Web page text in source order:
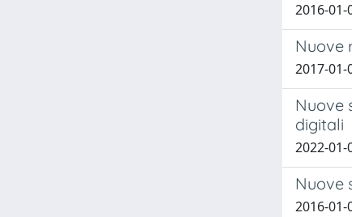
2016-01-
Nuove
2017-01-
Nuove
digitali
2022-
Nuove
2016-